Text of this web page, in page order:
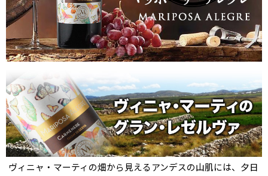
ヴィニャ・マーティの畑から見えるアンデスの山肌には、夕日